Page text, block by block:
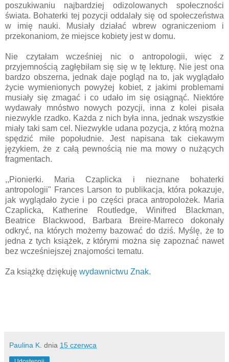
poszukiwaniu najbardziej odizolowanych społeczności
świata. Bohaterki tej pozycji oddalały się od społeczeństwa
w imię nauki. Musiały działać wbrew ograniczeniom i
przekonaniom, że miejsce kobiety jest w domu.
Nie czytałam wcześniej nic o antropologii, więc z
przyjemnością zagłębiłam się się w tę lekturę. Nie jest ona
bardzo obszerna, jednak daje pogląd na to, jak wyglądało
życie wymienionych powyżej kobiet, z jakimi problemami
musiały się zmagać i co udało im się osiągnąć. Niektóre
wydawały mnóstwo nowych pozycji, inna z kolei pisała
niezwykle rzadko. Każda z nich była inna, jednak wszystkie
miały taki sam cel. Niezwykle udana pozycja, z którą można
spędzić miłe popołudnie. Jest napisana tak ciekawym
językiem, że z całą pewnością nie ma mowy o nużących
fragmentach.
,,Pionierki. Maria Czaplicka i nieznane bohaterki
antropologii" Frances Larson to publikacja, która pokazuje,
jak wyglądało życie i po części praca antropolożek. Maria
Czaplicka, Katherine Routledge, Winifred Blackman,
Beatrice Blackwood, Barbara Breire-Marreco dokonały
odkryć, na których możemy bazować do dziś. Myślę, że to
jedna z tych książek, z którymi można się zapoznać nawet
bez wcześniejszej znajomości tematu.
Za książkę dziękuję wydawnictwu Znak.
Paulina K. dnia 15 czerwca